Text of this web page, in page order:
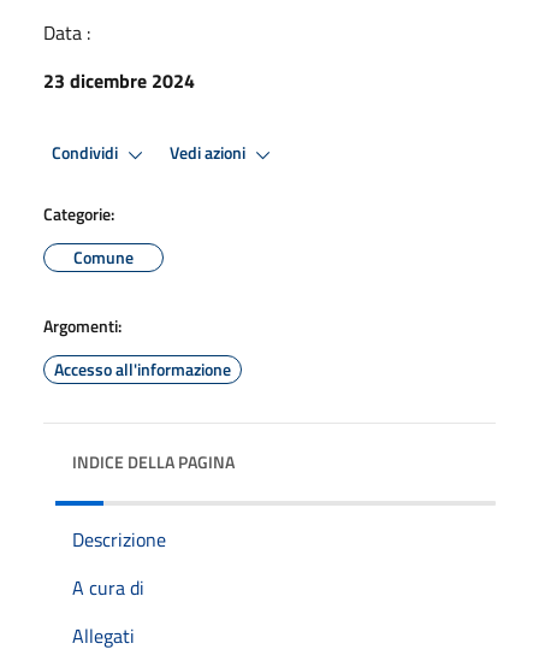
Data :
23 dicembre 2024
Condividi Vedi azioni
Categorie:
Comune
Argomenti:
Accesso all'informazione
INDICE DELLA PAGINA
Descrizione
A cura di
Allegati